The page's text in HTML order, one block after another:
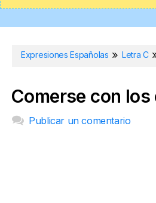
Expresiones Españolas Letra C
Comerse con los
Publicar un comentario